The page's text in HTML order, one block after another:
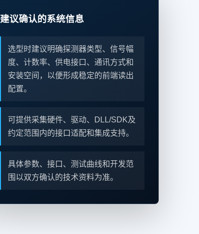
建议确认的系统信息
选型时建议明确探测器类型、信号幅
度、计数率、供电接口、通讯方式和
安装空间，以便形成稳定的前端读出
配置。
可提供采集硬件、驱动、DLL/SDK及
约定范围内的接口适配和集成支持。
具体参数、接口、测试曲线和开发范
围以双方确认的技术资料为准。